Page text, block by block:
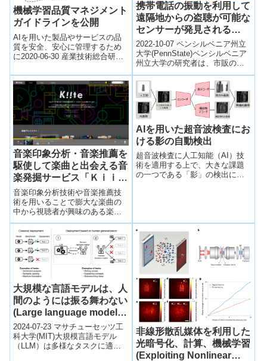
機械学習品質マネジメント
ガイドラインを公開
AIを用いた製品やサービスの品
質を安全、安心に管理するため
に2020-06-30 産業技術総合研究
とされる機械学習を用いたAIシ
ス...
携帯電話の振動を利用して
遠隔地からの盗聴が可能な
センサーが発見される
(Sensors can tap into
mobile vibrations to
eavesdrop remotely,
researchers find)
2022-10-07 ペンシルベニア州立
大学(PennState)ペンシルベニア
州立大学の研究者は、市販の自
動車用レーダーセンサーと新し
い処理方法を用いて、携帯...
音楽印象分析・音楽推薦を
駆使して楽曲と出会える音
楽発掘サービス「Ｋｉｉｔ
ｅ」を公開
音楽印象分析技術や音楽推薦技
術を用いることで膨大な楽曲の
中から視聴者が興味のある楽曲
を見つけることができる音楽発
掘サービス「Ｋｉｉｔｅ（キイ
テ）」を開発した。
AIを用いた超音波検査にお
ける影の自動検出
超音波検査に人工知能（AI）技
術を適用する上で、大きな課題
の一つである「影」の検出に関
大規模な言語モデルは、人
間のようには振る舞わない
(Large language models
don’t behave like people,
even though we may
expect them to)
2024-07-23 マサチューセッツ工
科大学(MIT)大規模言語モデル
（LLM）は多様なタスクに適用
非線形散乱媒体を利用した
光暗号化、計算、機械学習
(Exploiting Nonlinear